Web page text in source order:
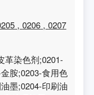
,0206 ,0207
革染色剂;0201-
胺;0203-食用色
墨;0204-印刷油